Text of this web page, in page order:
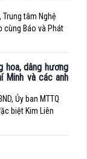
tâm Nghệ
cùng Báo và Phát
hoa, dâng hương
Minh và các anh
Ủy ban MTTQ
biệt Kim Liên